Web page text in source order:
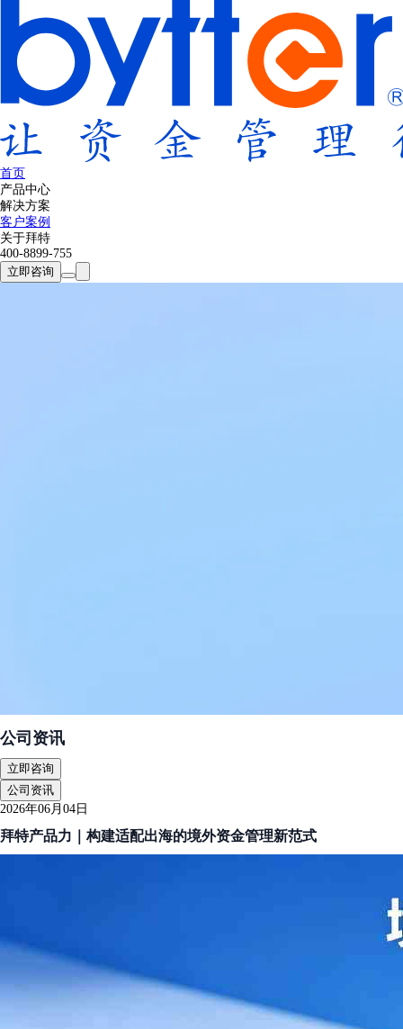
首页
产品中心
解决方案
客户案例
关于拜特
400-8899-755
立即咨询
公司资讯
立即咨询
公司资讯
2026年06月04日
拜特产品力｜构建适配出海的境外资金管理新范式